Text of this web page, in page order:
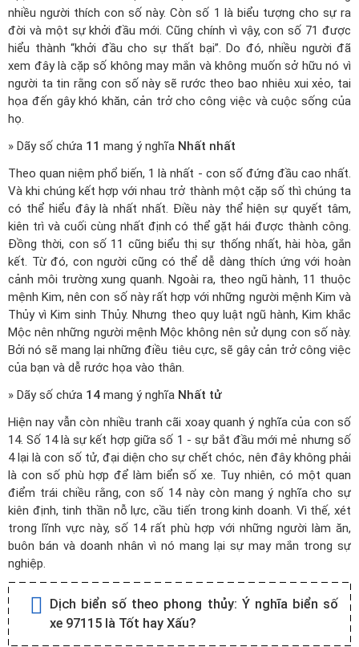
nhiều người thích con số này. Còn số 1 là biểu tượng cho sự ra
đời và một sự khởi đầu mới. Cũng chính vì vậy, con số 71 được
hiểu thành “khởi đầu cho sự thất bại”. Do đó, nhiều người đã
xem đây là cặp số không may mắn và không muốn sở hữu nó vì
người ta tin rằng con số này sẽ rước theo bao nhiêu xui xẻo, tai
họa đến gây khó khăn, cản trở cho công việc và cuộc sống của
họ.
» Dãy số chứa 11 mang ý nghĩa Nhất nhất
Theo quan niệm phổ biến, 1 là nhất - con số đứng đầu cao nhất.
Và khi chúng kết hợp với nhau trở thành một cặp số thì chúng ta
có thể hiểu đây là nhất nhất. Điều này thể hiện sự quyết tâm,
kiên trì và cuối cùng nhất định có thể gặt hái được thành công.
Đồng thời, con số 11 cũng biểu thị sự thống nhất, hài hòa, gắn
kết. Từ đó, con người cũng có thể dễ dàng thích ứng với hoàn
cảnh môi trường xung quanh. Ngoài ra, theo ngũ hành, 11 thuộc
mệnh Kim, nên con số này rất hợp với những người mệnh Kim và
Thủy vì Kim sinh Thủy. Nhưng theo quy luật ngũ hành, Kim khắc
Mộc nên những người mệnh Mộc không nên sử dụng con số này.
Bởi nó sẽ mang lại những điều tiêu cực, sẽ gây cản trở công việc
của bạn và dễ rước họa vào thân.
» Dãy số chứa 14 mang ý nghĩa Nhất tử
Hiện nay vẫn còn nhiều tranh cãi xoay quanh ý nghĩa của con số
14. Số 14 là sự kết hợp giữa số 1 - sự bắt đầu mới mẻ nhưng số
4 lại là con số tử, đại diện cho sự chết chóc, nên đây không phải
là con số phù hợp để làm biển số xe. Tuy nhiên, có một quan
điểm trái chiều rằng, con số 14 này còn mang ý nghĩa cho sự
kiên định, tinh thần nỗ lực, cầu tiến trong kinh doanh. Vì thế, xét
trong lĩnh vực này, số 14 rất phù hợp với những người làm ăn,
buôn bán và doanh nhân vì nó mang lại sự may mắn trong sự
nghiệp.
Dịch biển số theo phong thủy: Ý nghĩa biển số
xe 97115 là Tốt hay Xấu?